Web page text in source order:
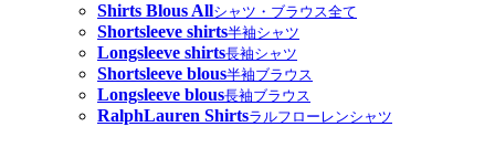
Shirts Blous Allシャツ・ブラウス全て
Shortsleeve shirts半袖シャツ
Longsleeve shirts長袖シャツ
Shortsleeve blous半袖ブラウス
Longsleeve blous長袖ブラウス
RalphLauren Shirtsラルフローレンシャツ